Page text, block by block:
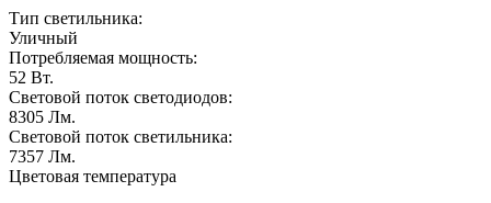
Тип светильника:
Уличный
Потребляемая мощность:
52 Вт.
Световой поток светодиодов:
8305 Лм.
Световой поток светильника:
7357 Лм.
Цветовая температура